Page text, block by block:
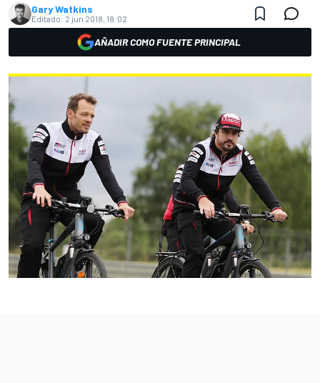
Gary Watkins
Editado: 2 jun 2018, 18:02
AÑADIR COMO FUENTE PRINCIPAL